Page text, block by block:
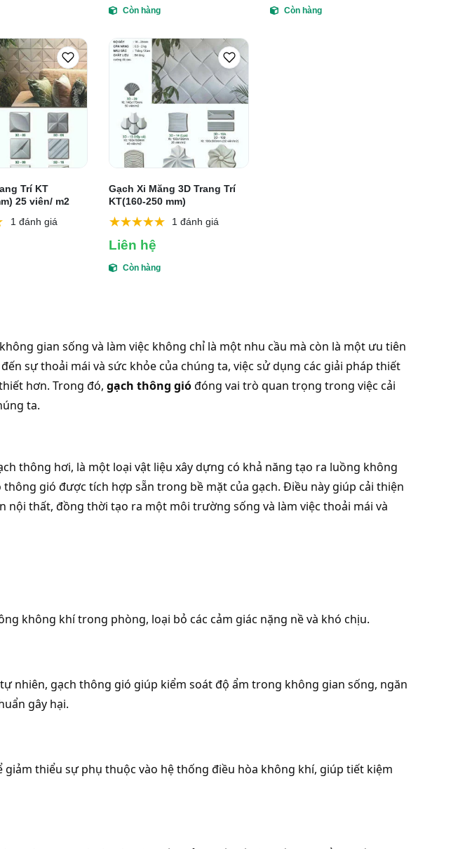
Còn hàng Còn hàng
Trí KT
25 viên/ m2
1 đánh giá
Gạch Xi Măng 3D Trang Trí
KT(160-250 mm)
1 đánh giá
Liên hệ
Còn hàng
gian sống và làm việc không chỉ là một nhu cầu mà còn là một ưu tiên
sự thoải mái và sức khỏe của chúng ta, việc sử dụng các giải pháp thiết
hơn. Trong đó, gạch thông gió đóng vai trò quan trọng trong việc cải
ta.
thông hơi, là một loại vật liệu xây dựng có khả năng tạo ra luồng không
gió được tích hợp sẵn trong bề mặt của gạch. Điều này giúp cải thiện
thất, đồng thời tạo ra một môi trường sống và làm việc thoải mái và
không khí trong phòng, loại bỏ các cảm giác nặng nề và khó chịu.
nhiên, gạch thông gió giúp kiểm soát độ ẩm trong không gian sống, ngăn
gây hại.
thiểu sự phụ thuộc vào hệ thống điều hòa không khí, giúp tiết kiệm